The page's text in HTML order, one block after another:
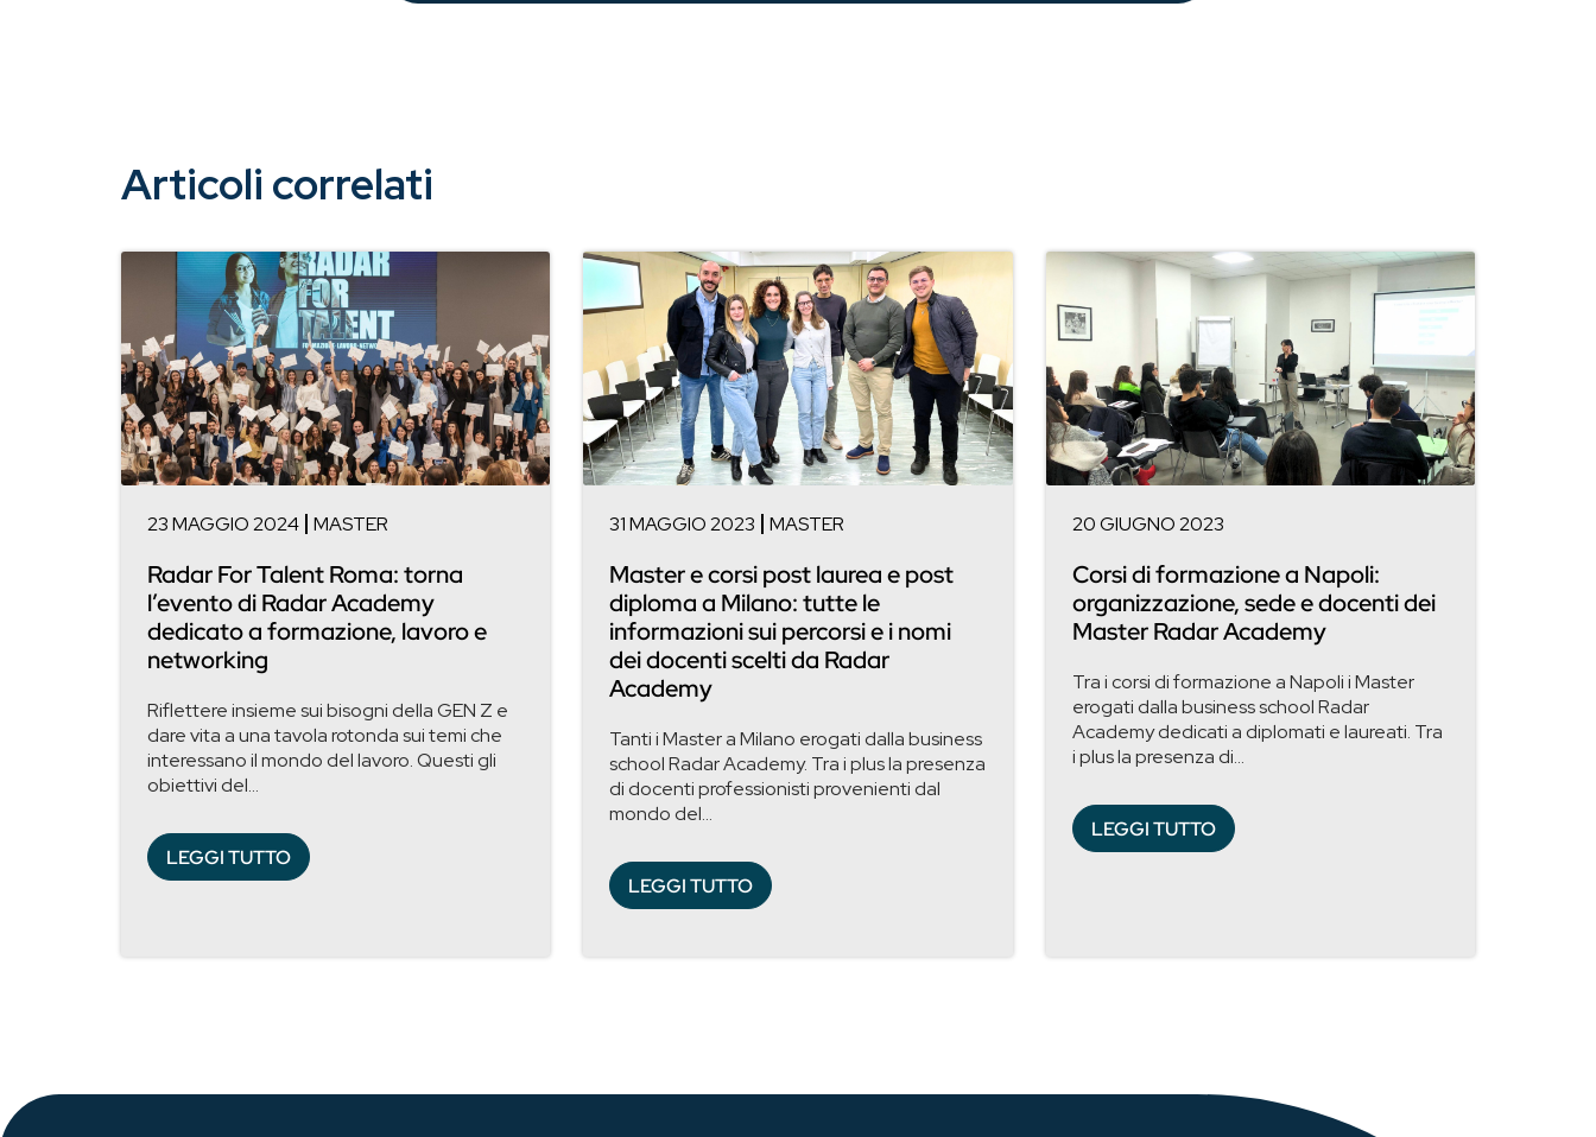
Articoli correlati
23 MAGGIO 2024 MASTER
Radar For Talent Roma: torna
l’evento di Radar Academy
dedicato a formazione, lavoro e
networking
Riflettere insieme sui bisogni della GEN Z e
dare vita a una tavola rotonda sui temi che
interessano il mondo del lavoro. Questi gli
obiettivi del...
LEGGI TUTTO
31 MAGGIO 2023 MASTER
Master e corsi post laurea e post
diploma a Milano: tutte le
informazioni sui percorsi e i nomi
dei docenti scelti da Radar
Academy
Tanti i Master a Milano erogati dalla business
school Radar Academy. Tra i plus la presenza
di docenti professionisti provenienti dal
mondo del...
LEGGI TUTTO
20 GIUGNO 2023
Corsi di formazione a Napoli:
organizzazione, sede e docenti dei
Master Radar Academy
Tra i corsi di formazione a Napoli i Master
erogati dalla business school Radar
Academy dedicati a diplomati e laureati. Tra
i plus la presenza di...
LEGGI TUTTO